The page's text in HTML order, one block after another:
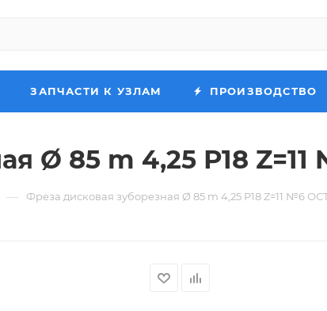
ЗАПЧАСТИ К УЗЛАМ ПРОИЗВОДСТВО
Ø 85 m 4,25 Р18
— Фреза дисковая зуборезная Ø 85 m 4,25 Р18 Z=11 №6